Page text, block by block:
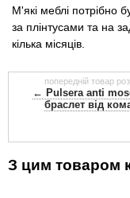
М'які меблі потрібно
за плінтусами та на
кілька місяців.
попередній товар
← Pulsera anti
браслет від
З цим товаром